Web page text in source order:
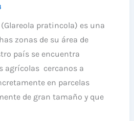
pratincola) es una
zonas de su área de
país se encuentra
agrícolas cercanos a
en parcelas
de gran tamaño y que